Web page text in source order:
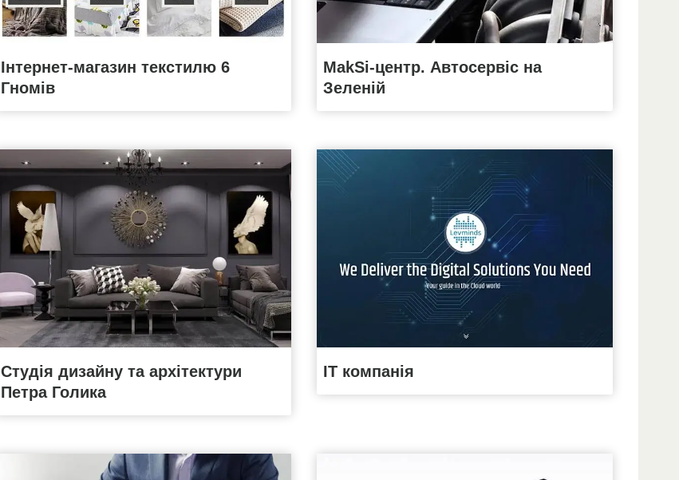
Інтернет-магазин текстилю 6
Гномів
MakSi-центр. Автосервіс на
Зеленій
Студія дизайну та архітектури
Петра Голика
ІТ компанія